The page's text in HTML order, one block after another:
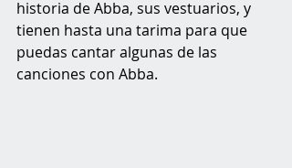
historia de Abba, sus vestuarios, y
tienen hasta una tarima para que
puedas cantar algunas de las
canciones con Abba.